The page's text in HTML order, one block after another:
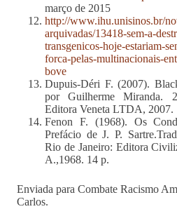
março de 2015
http://www.ihu.unisinos.br/
arquivadas/13418-sem-a-
transgenicos-hoje-estariam-
forca-pelas-multinacionais-
bove
Dupuis-Déri F. (2007).
por Guilherme Miranda.
Editora Veneta LTDA, 2007.
Fenon F. (1968). Os
Prefácio de J. P.
Rio de Janeiro: Editora
A.,1968. 14 p.
Enviada para Combate Racismo
Carlos.